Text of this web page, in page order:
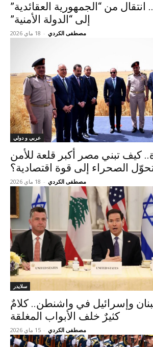
انتقال من “الجمهورية العقائدية”
إلى “الدولة الأمنية”
مصطفى الكردي - 18 ماي 2026
عربي و دولي
كيف تبني مصر أكبر قلعة للأمن
الصحراء إلى قوة اقتصادية؟
مصطفى الكردي - 18 ماي 2026
سلايدر
وإسرائيل في واشنطن.. كلامٌ
كثيرٌ خلف الأبواب المغلقة
مصطفى الكردي - 15 ماي 2026